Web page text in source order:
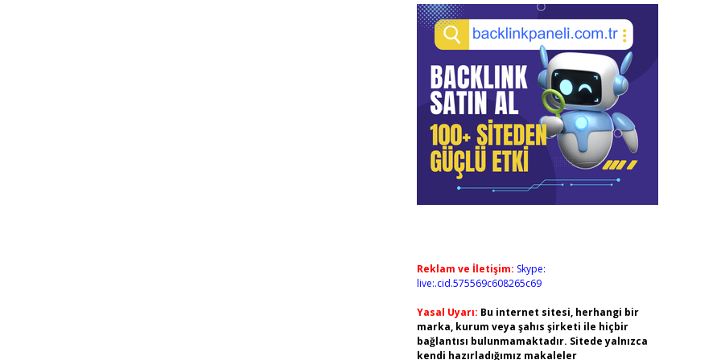
Reklam ve İletişim: Skype:
live:.cid.575569c608265c69
Yasal Uyarı: Bu internet sitesi, herhangi bir
marka, kurum veya şahıs şirketi ile hiçbir
bağlantısı bulunmamaktadır. Sitede yalnızca
kendi hazırladığımız makaleler